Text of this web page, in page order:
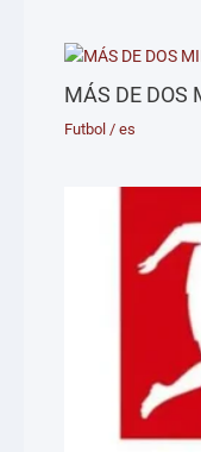
MÁS DE DOS
Futbol /es